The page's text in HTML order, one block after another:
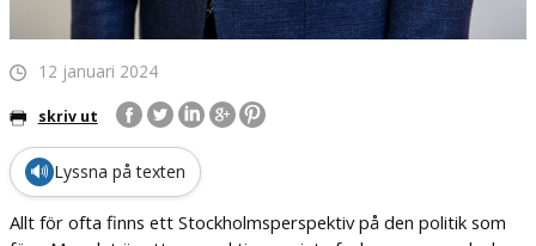
12 januari 2024
skriv ut
🔊 Lyssna på texten
Allt för ofta finns ett Stockholmsperspektiv på den politik som